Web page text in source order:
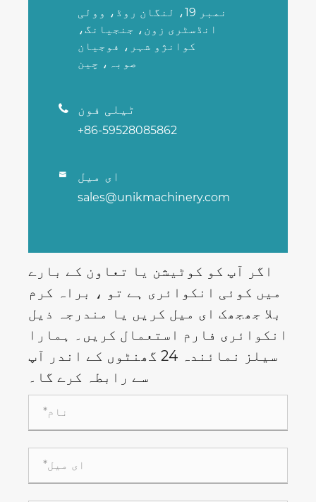
نمبر 19، لنگان روڈ، وولی
انڈسٹری زون، جنجیانگ،
کوانژو شہر، فوجیان
صوبہ، چین
 ٹیلی فون
+86-59528085862
 ای میل
sales@unikmachinery.com
اگر آپ کو کوٹیشن یا تعاون کے بارے
میں کوئی انکوائری ہے تو ، براہ کرم
بلا جھجھک ای میل کریں یا مندرجہ ذیل
انکوائری فارم استعمال کریں۔ ہمارا
سیلز نمائندہ 24 گھنٹوں کے اندر آپ
سے رابطہ کرے گا۔